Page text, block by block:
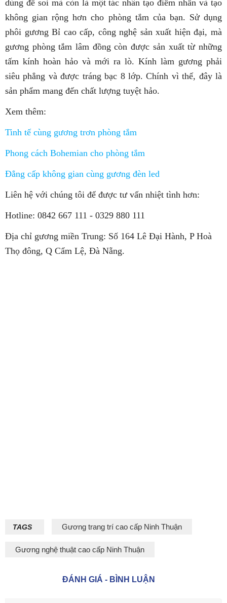
dùng để soi mà còn là một tác nhân tạo điểm nhấn và tạo
không gian rộng hơn cho phòng tắm của bạn. Sử dụng
phôi gương Bỉ cao cấp, công nghệ sản xuất hiện đại, mà
gương phòng tắm lâm đồng còn được sản xuất từ những
tấm kính hoàn hảo và mới ra lò. Kính làm gương phải
siêu phẳng và được tráng bạc 8 lớp. Chính vì thế, đây là
sản phẩm mang đến chất lượng tuyệt hảo.
Xem thêm:
Tinh tế cùng gương trơn phòng tắm
Phong cách Bohemian cho phòng tắm
Đẳng cấp không gian cùng gương đèn led
Liên hệ với chúng tôi để được tư vấn nhiệt tình hơn:
Hotline: 0842 667 111 - 0329 880 111
Địa chỉ gương miền Trung: Số 164 Lê Đại Hành, P Hoà
Thọ đông, Q Cẩm Lệ, Đà Nẵng.
TAGS Gương trang trí cao cấp Ninh Thuận
Gương nghệ thuật cao cấp Ninh Thuận
ĐÁNH GIÁ - BÌNH LUẬN